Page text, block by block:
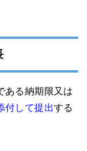
ある納期限又は
付して提出する